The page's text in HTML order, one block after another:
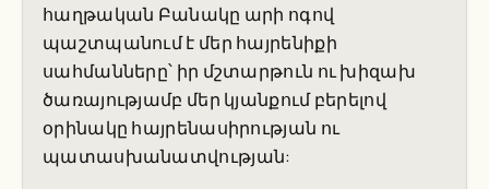
հաղթական Բանակը արի ոգով
պաշտպանում է մեր հայրենիքի
սահմանները՝ իր մշտարթուն ու խիզախ
ծառայությամբ մեր կյանքում բերելով
օրինակը հայրենասիրության ու
պատասխանատվության: